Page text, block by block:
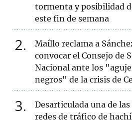
tormenta y posibilidad
este fin de semana
2
Maíllo reclama a
convocar el Consejo de
Nacional ante los
negros" de la crisis de
3
Desarticulada una de
redes de tráfico de